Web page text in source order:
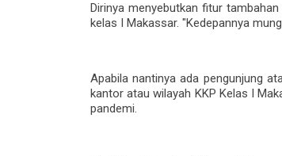
Dirinya menyebutkan fitur
kelas I Makassar. "Kedepannya
Apabila nantinya ada pengunjung
kantor atau wilayah KKP Kelas I
pandemi.